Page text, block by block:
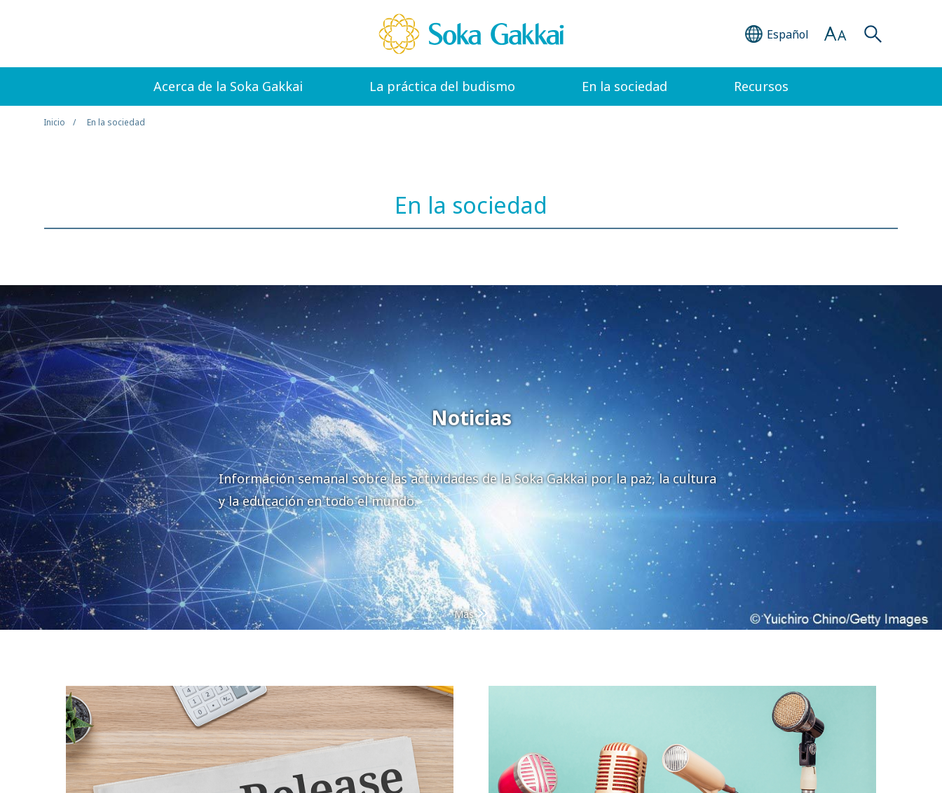
Español
Acerca de la Soka Gakkai La práctica del budismo En la sociedad Recursos
Inicio En la sociedad
En la sociedad
Noticias
Información semanal sobre las actividades de la Soka Gakkai por la paz, la cultura
y la educación en todo el mundo.
Más